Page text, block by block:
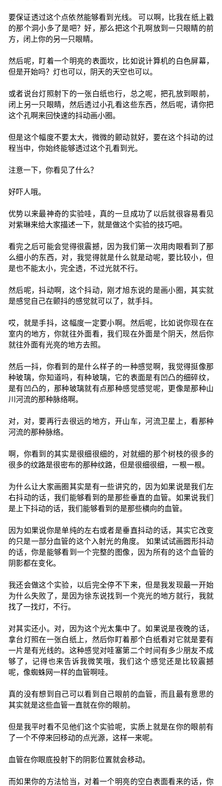
要保证透过这个点依然能够看到光线。 可以啊，比我在纸上戳
的那个洞小多了是吧？好，那么把这个孔啊放到一只眼睛的前
方，闭上你的另一只眼睛。
然后呢，盯着一个明亮的表面坎，比如说计算机的白色屏幕，
但是开始吗？灯也可以，阴天的天空也可以。
或者说台灯照射下的一张白纸也行，总之呢，把孔放到眼前，
闭上另一只眼睛，然后透过小孔看这些东西，然后呢，请你把
这个孔啊来回快速的抖动画小圈。
但是这个幅度不要太大，微微的颤动就好，要在这个抖动的过
程当中，你始终能够透过这个孔看到光。
注意一下，你看见了什么？
好吓人哦。
优势以来最神奇的实验哇，真的一旦成功了以后就很容易看见
对紫琳来给大家描述一下，就是做这个实验的技巧吧。
看完之后可能会觉得很震撼，因为我们第一次用肉眼看到了那
么细小的东西，对，我觉得就是什么就是动呢，要比较小，但
是也不能太小，完全透，不过光就不行。
然后呢，抖动啊，这个抖动，刚才旭东说的是画小圈，其实就
是感觉自己在颤抖的感觉就可以了，就手抖。
哎，就是手抖，这幅度一定要小啊。然后呢，比如说你现在在
室内的地方，你就往外面看，我们现在外面是个阴天，然后你
就往外面有光亮的地方去照。
然后一抖，你看到的是什么样子的一种感觉啊，我觉得挺像那
种玻璃，你知道吗，有种玻璃，它的表面是有凹凸的细碎纹，
是有凹凸的，那种玻璃就有点那种感觉感觉呢，更像是那种山
川河流的那种脉络啊。
对，对，要再行去很远的地方，开山车，河流卫星上，看那种
河流的那种脉络。
啊，你看到的其实是很细很细的，对就细的那个树枝的很多的
很多的纹路是很密布的那种纹路，但是很细很细，一根一根。
为什么让大家画圈其实是有一些讲究的，因为如果说是我们左
右抖动的话，我们能够看到的是那些垂直的血管。如果说我们
是上下抖动的话，我们能够看到的是那些横向的血管。
因为如果说你是单纯的左右或者是垂直抖动的话，其实它改变
的只是一部分血管的这个入射光的角度。 如果试试画圆形抖动
的话，你是能够看到一个完整的图像，因为所有的这个血管的
阴影都在变化。
我还会做这个实验，以后完全停不下来，但是我发现最一开始
为什么失败了，是因为徐东说找到一个亮光的地方就行，我就
找了一找灯，不行。
对其实还小。对，因为这个光太集中了。如果说是夜晚的话，
拿台灯照在一张白纸上，然后你盯着那个白纸看对它就是要有
一片是有光线的。这种感觉对哇塞第二个时间有多少朋友不成
够了，记得也来告诉我微笑哦，我们这个感觉还是比较震撼
呢，像蜘蛛网一样的血管啊哇。
真的没有想到自己可以看到自己眼前的血管，而且最有意思的
其实就是这些血管一直就在你的眼前。
但是我平时看不见他们这个实验呢，实质上就是在你的眼前有
了一个不停来回移动的点光源，这样一来呢。
血管在你眼底投射下的阴影位置就会移动。
而如果你的方法恰当，对着一个明亮的空白表面看来的话，你